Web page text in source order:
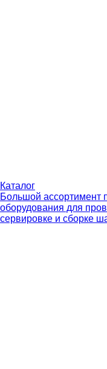
Каталог
Большой ассортимент
оборудования для
сервировке и сборке